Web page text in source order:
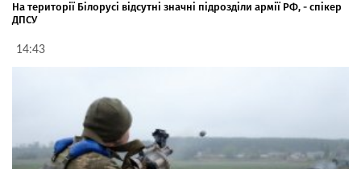
На території Білорусі відсутні значні підрозділи армії РФ, - спікер
ДПСУ
14:43